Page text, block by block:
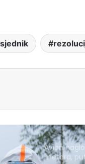
Avion
metara,